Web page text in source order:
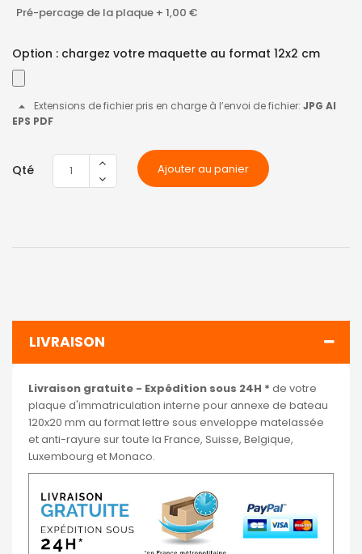
Pré-percage de la plaque + 1,00 €
Option : chargez votre maquette au format 12x2 cm
Extensions de fichier pris en charge à l’envoi de fichier: JPG AI
EPS PDF
Qté Ajouter au panier
LIVRAISON
Livraison gratuite - Expédition sous 24H * de votre
plaque d'immatriculation interne pour annexe de bateau
120x20 mm au format lettre sous enveloppe matelassée
et anti-rayure sur toute la France, Suisse, Belgique,
Luxembourg et Monaco.